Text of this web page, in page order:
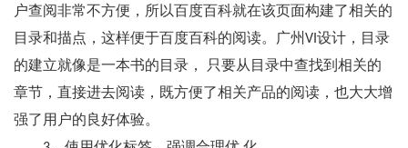
户查阅非常不方便，所以百度百科就在该页面构建了相关的
目录和描点，这样便于百度百科的阅读。广州VI设计，目录
的建立就像是一本书的目录， 只要从目录中查找到相关的
章节，直接进去阅读，既方便了相关产品的阅读，也大大增
强了用户的良好体验。